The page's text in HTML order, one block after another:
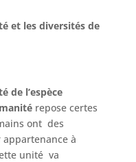
et les diversités de
de l’espèce
repose certes
ont des
à
unité va